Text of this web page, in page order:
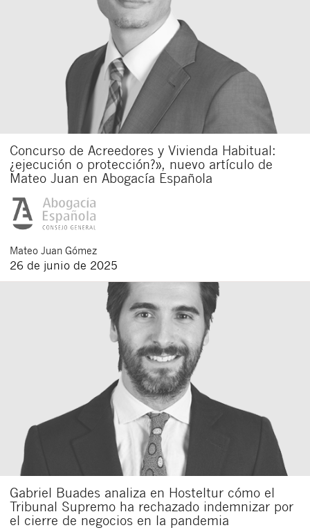
Concurso de Acreedores y Vivienda Habitual:
¿ejecución o protección?», nuevo artículo de
Mateo Juan en Abogacía Española
Mateo Juan Gómez
26 de junio de 2025
Gabriel Buades analiza en Hosteltur cómo el
Tribunal Supremo ha rechazado indemnizar por
el cierre de negocios en la pandemia